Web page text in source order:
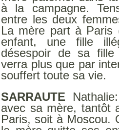
à la campagne.
entre les deux
La mère part à Paris
enfant, une fille
désespoir de sa
verra plus que par
souffert toute sa vie.
SARRAUTE
avec sa mère, tantôt
Paris, soit à Moscou.